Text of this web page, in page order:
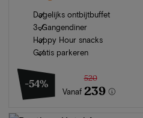
Dagelijks ontbijtbuffet
3-Gangendiner
Happy Hour snacks
Gratis parkeren
-54%
Vanaf
520
239